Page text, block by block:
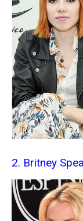
2. Britney